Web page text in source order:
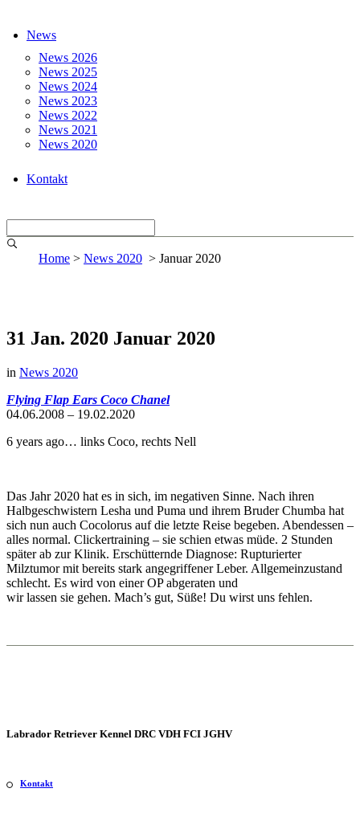
News
News 2026
News 2025
News 2024
News 2023
News 2022
News 2021
News 2020
Kontakt
Home > News 2020 > Januar 2020
31 Jan. 2020 Januar 2020
in News 2020
Flying Flap Ears Coco Chanel
04.06.2008 – 19.02.2020
6 years ago… links Coco, rechts Nell
Das Jahr 2020 hat es in sich, im negativen Sinne. Nach ihren
Halbgeschwistern Lesha und Puma und ihrem Bruder Chumba hat
sich nun auch Cocolorus auf die letzte Reise begeben. Abendessen –
alles normal. Clickertraining – sie schien etwas müde. 2 Stunden
später ab zur Klinik. Erschütternde Diagnose: Rupturierter
Milztumor mit bereits stark angegriffener Leber. Allgemeinzustand
schlecht. Es wird von einer OP abgeraten und
wir lassen sie gehen. Mach’s gut, Süße! Du wirst uns fehlen.
Labrador Retriever Kennel DRC VDH FCI JGHV
Kontakt